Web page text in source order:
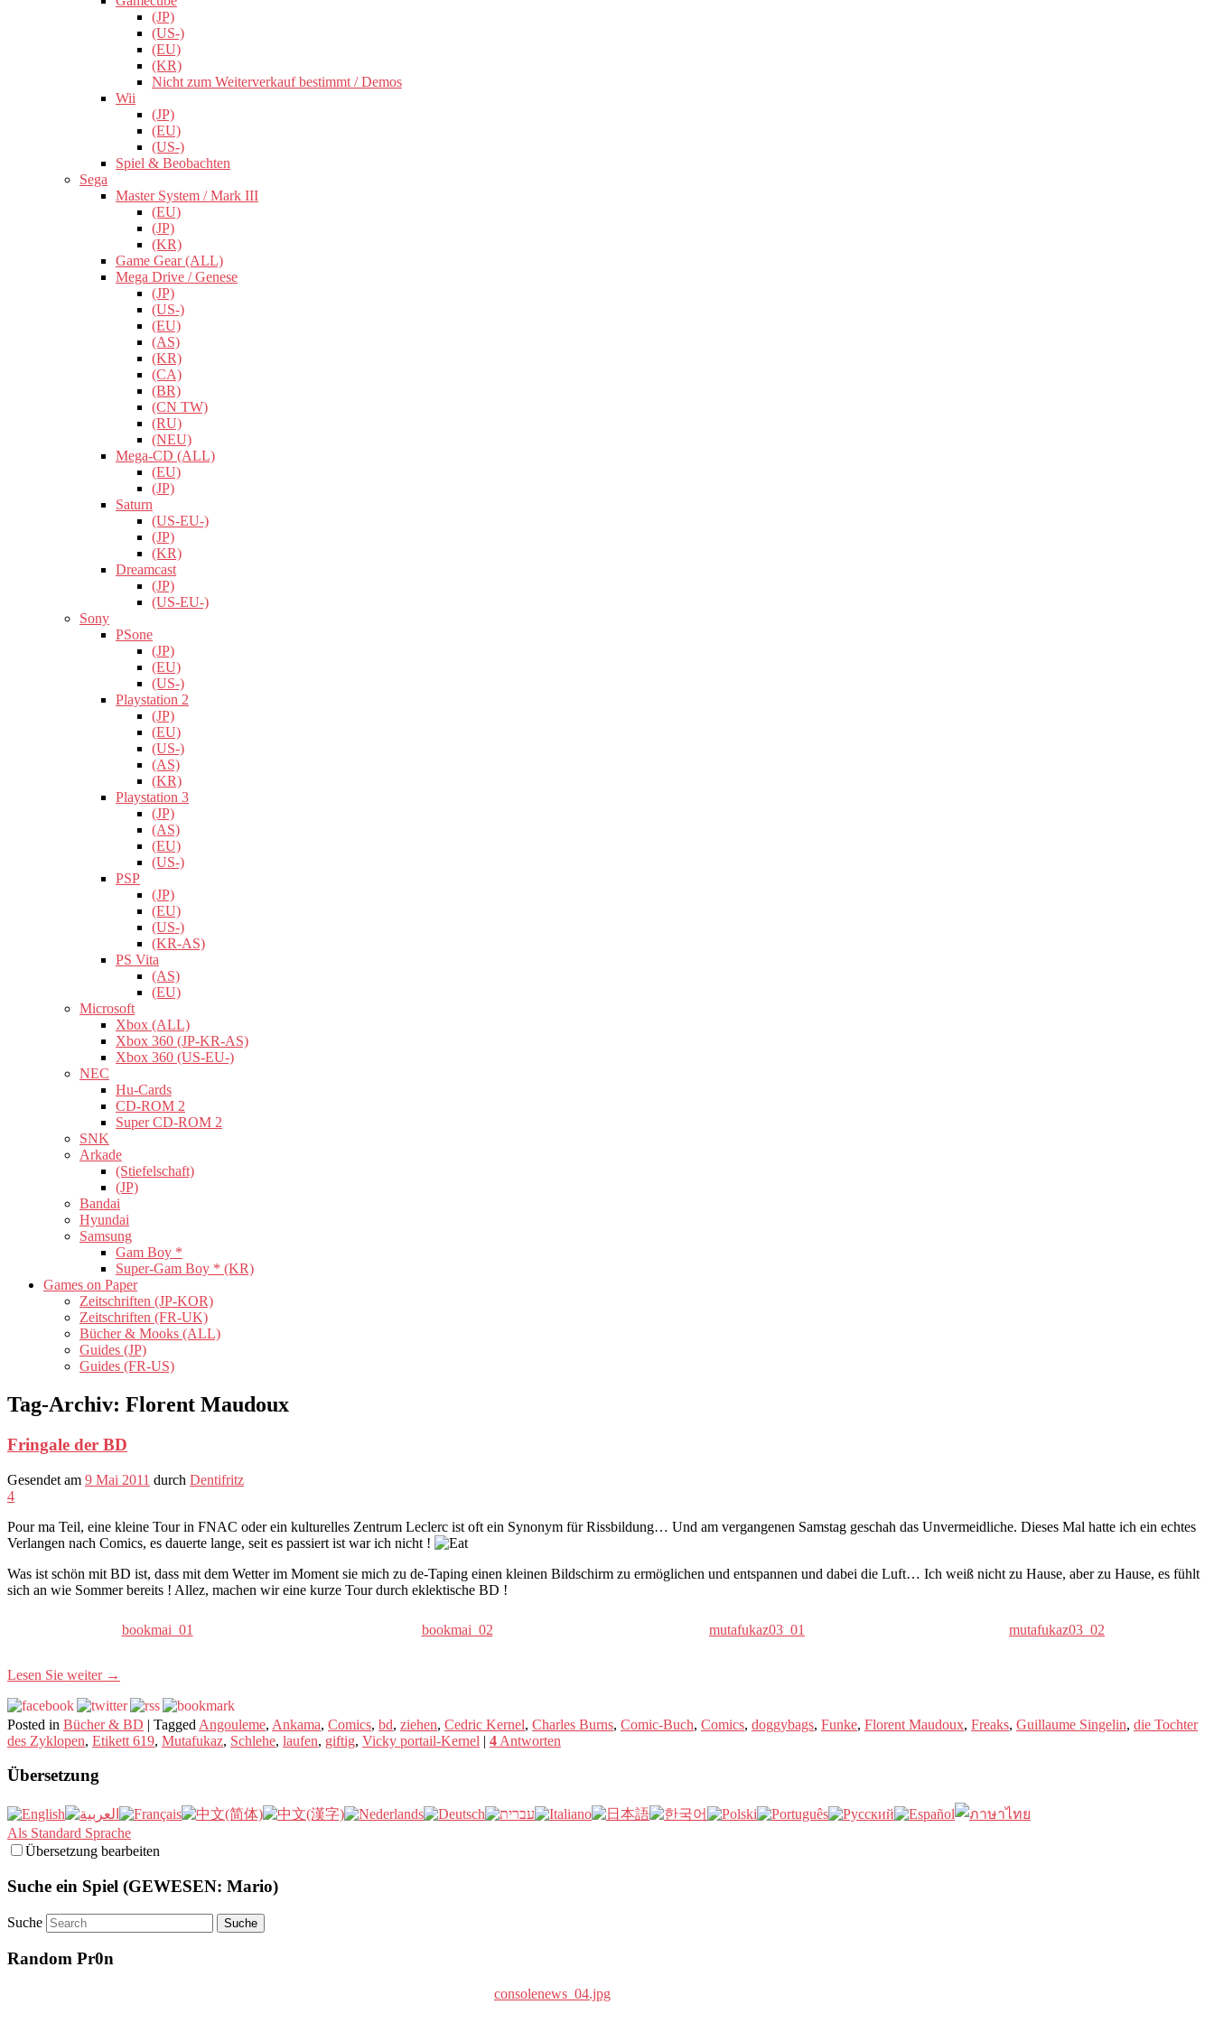
(JP)
(US-)
(EU)
(KR)
Nicht zum Weiterverkauf bestimmt / Demos
Wii
(JP)
(EU)
(US-)
Spiel & Beobachten
Sega
Master System / Mark III
(EU)
(JP)
(KR)
Game Gear (ALL)
Mega Drive / Genese
(JP)
(US-)
(EU)
(AS)
(KR)
(CA)
(BR)
(CN TW)
(RU)
(NEU)
Mega-CD (ALL)
(EU)
(JP)
Saturn
(US-EU-)
(JP)
(KR)
Dreamcast
(JP)
(US-EU-)
Sony
PSone
(JP)
(EU)
(US-)
Playstation 2
(JP)
(EU)
(US-)
(AS)
(KR)
Playstation 3
(JP)
(AS)
(EU)
(US-)
PSP
(JP)
(EU)
(US-)
(KR-AS)
PS Vita
(AS)
(EU)
Microsoft
Xbox (ALL)
Xbox 360 (JP-KR-AS)
Xbox 360 (US-EU-)
NEC
Hu-Cards
CD-ROM 2
Super CD-ROM 2
SNK
Arkade
(Stiefelschaft)
(JP)
Bandai
Hyundai
Samsung
Gam Boy *
Super-Gam Boy * (KR)
Games on Paper
Zeitschriften (JP-KOR)
Zeitschriften (FR-UK)
Bücher & Mooks (ALL)
Guides (JP)
Guides (FR-US)
Tag-Archiv: Florent Maudoux
Fringale der BD
Gesendet am 9 Mai 2011 durch Dentifritz
4
Pour ma Teil, eine kleine Tour in FNAC oder ein kulturelles Zentrum Leclerc ist oft ein Synonym für Rissbildung… Und am vergangenen Samstag geschah das Unvermeidliche. Dieses Mal hatte ich ein echtes
Verlangen nach Comics, es dauerte lange, seit es passiert ist war ich nicht !
Was ist schön mit BD ist, dass mit dem Wetter im Moment sie mich zu de-Taping einen kleinen Bildschirm zu ermöglichen und entspannen und dabei die Luft… Ich weiß nicht zu Hause, aber zu Hause, es fühlt
sich an wie Sommer bereits ! Allez, machen wir eine kurze Tour durch eklektische BD !
bookmai_01 bookmai_02 mutafukaz03_01 mutafukaz03_02
Lesen Sie weiter →
Posted in Bücher & BD | Tagged Angouleme, Ankama, Comics, bd, ziehen, Cedric Kernel, Charles Burns, Comic-Buch, Comics, doggybags, Funke, Florent Maudoux, Freaks, Guillaume Singelin, die Tochter
des Zyklopen, Etikett 619, Mutafukaz, Schlehe, laufen, giftig, Vicky portail-Kernel | 4 Antworten
Übersetzung
Als Standard Sprache
Übersetzung bearbeiten
Suche ein Spiel (GEWESEN: Mario)
Suche
Random Pr0n